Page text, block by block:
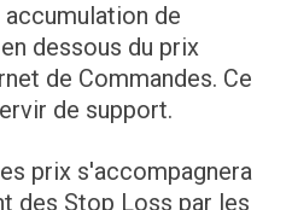
accumulation de
dessous du prix
de Commandes. Ce
de support.
prix s'accompagnera
des Stop Loss par les